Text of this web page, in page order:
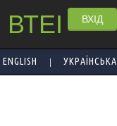
ВТЕІ ВХІД
ENGLISH | УКРАЇНСЬКА